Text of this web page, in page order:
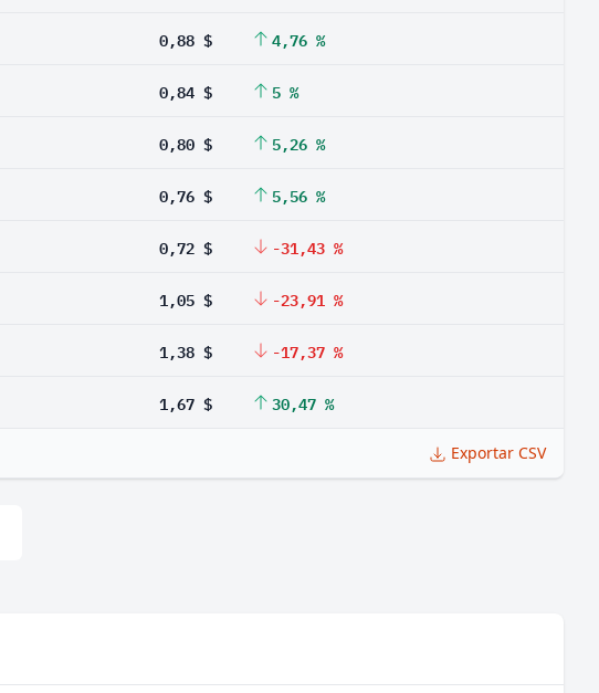
0,88 $ 4,76 %
0,84 $ 5 %
0,80 $ 5,26 %
0,76 $ 5,56 %
0,72 $ -31,43 %
1,05 $ -23,91 %
1,38 $ -17,37 %
1,67 $ 30,47 %
Exportar CSV